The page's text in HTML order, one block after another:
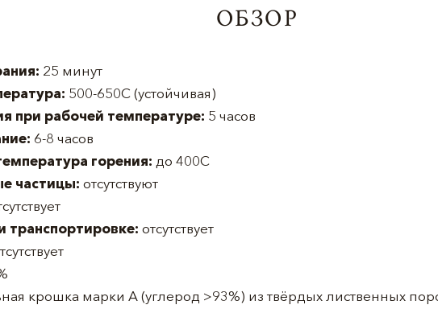
ОБЗОР
25 минут
500-650С (устойчивая)
при рабочей температуре: 5 часов
6-8 часов
горения: до 400С
частицы: отсутствуют
транспортировке: отсутствует
крошка марки А (углерод >93%) из твёрдых лиственных